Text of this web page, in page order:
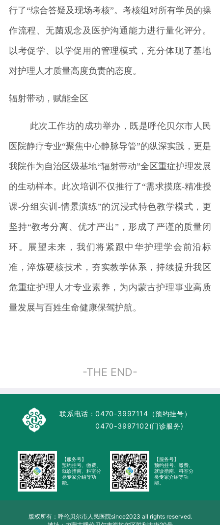
行了“综合答疑及现场考核”。考核组对所有学员的操
作流程、无菌观念及医护沟通能力进行量化评分。
以考促学、以学促用的管理模式，充分体现了基地
对护理人才质量高度负责的态度。
辐射带动，赋能全区
此次工作坊的成功举办，既是呼伦贝尔市人民
医院静疗专业“聚焦中心静脉导管”的纵深实践，更是
我院作为自治区级基地“辐射带动”全区重症护理发展
的生动样本。此次培训不仅推行了“需求摸底-精准授
课-分组实训-情景演练”的沉浸式特色教学模式，更
坚持“教考分离、优才严出”，形成了严谨的质量闭
环。展望未来，我们将紧跟中华护理学会前沿标
准，淬炼硬核技术，夯实教学体系，持续提升我区
危重症护理人才专业素养，为内蒙古护理事业高质
量发展与百姓生命健康保驾护航。
-THE END-
联系电话：0470-3997114（预约挂号）
0470-3997102(门诊服务)
【服务号】
预约挂号、缴费、
就诊指南、科室分
类专家介绍等功
能。
【服务号】
预约挂号、缴费、
就诊指南、科室分
类专家介绍等功
能。
版权所有：呼伦贝尔市人民医院since2023 all rights reserved.